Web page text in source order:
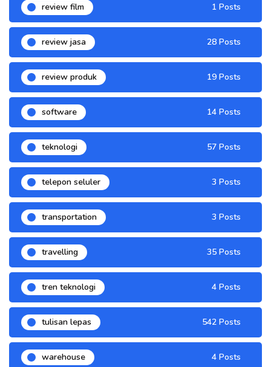
review film 1 Posts
review jasa 28 Posts
review produk 19 Posts
software 14 Posts
teknologi 57 Posts
telepon seluler 3 Posts
transportation 3 Posts
travelling 35 Posts
tren teknologi 4 Posts
tulisan lepas 542 Posts
warehouse 4 Posts